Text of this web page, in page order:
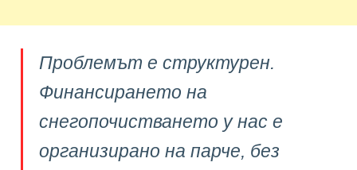
Проблемът е структурен.
Финансирането на
снегопочистването у нас е
организирано на парче, без